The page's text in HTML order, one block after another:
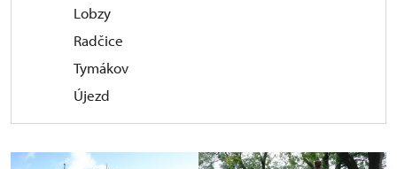
Lobzy
Radčice
Tymákov
Újezd